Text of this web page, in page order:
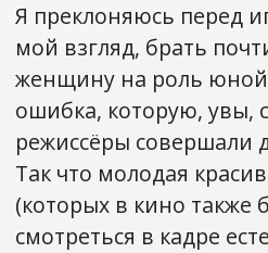
Я преклоняюсь перед
мой взгляд, брать
женщину на роль
ошибка, которую, увы,
режиссёры совершали
Так что молодая
(которых в кино также
смотреться в кадре